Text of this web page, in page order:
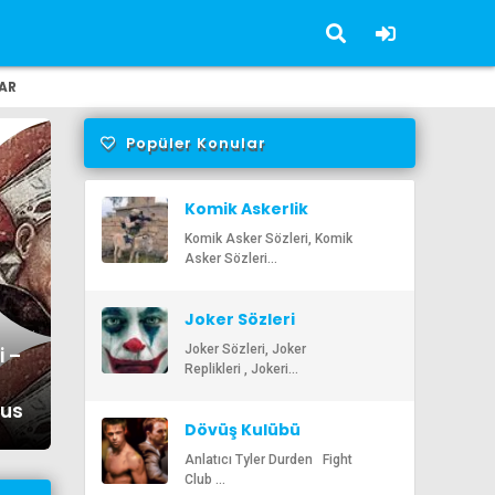
Sözleri – En Güzel,
Albert Szent Györgyi
Ozlusozler.com
–
Popüler Konular
Komik Askerlik
Sözleri
Komik Asker Sözleri, Komik
Asker Sözleri...
Joker Sözleri
Joker Sözleri, Joker
Replikleri , Jokeri...
Dövüş Kulübü
Sözleri
Anlatıcı Tyler Durden Fight
Club ...